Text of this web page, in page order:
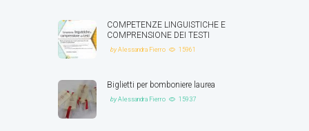
COMPETENZE LINGUISTICHE E
COMPRENSIONE DEI TESTI
byAlessandra Fierro 15961
Biglietti per bomboniere laurea
byAlessandra Fierro 15937